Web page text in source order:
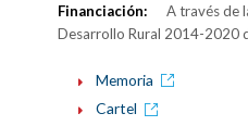
Financiación:
A través de
Desarrollo Rural 2014-2020
Memoria
Cartel